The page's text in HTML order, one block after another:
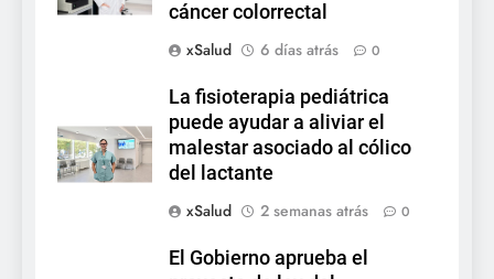
cáncer colorrectal
xSalud
6 días atrás 0
La fisioterapia pediátrica
puede ayudar a aliviar el
malestar asociado al cólico
del lactante
xSalud
2 semanas atrás 0
El Gobierno aprueba el